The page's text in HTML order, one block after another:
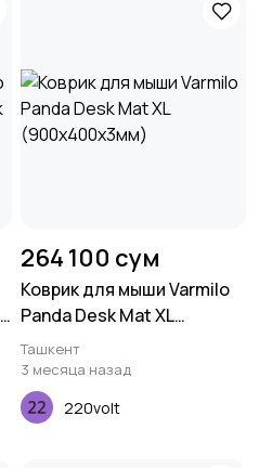
264 100 сум
Коврик для мыши Varmilo
Panda Desk Mat XL
(900х400х3мм)
Ташкент
3 месяца назад
220volt